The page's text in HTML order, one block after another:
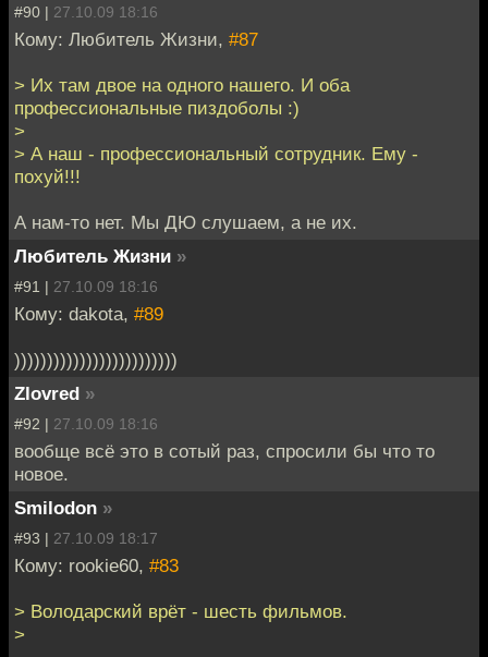
#90 | 27.10.09 18:16
Кому: Любитель Жизни, #87
> Их там двое на одного нашего. И оба
профессиональные пиздоболы :)
>
> А наш - профессиональный сотрудник. Ему -
похуй!!!
А нам-то нет. Мы ДЮ слушаем, а не их.
Любитель Жизни »
#91 | 27.10.09 18:16
Кому: dakota, #89
)))))))))))))))))))))))))
Zlovred »
#92 | 27.10.09 18:16
вообще всё это в сотый раз, спросили бы что то
новое.
Smilodon »
#93 | 27.10.09 18:17
Кому: rookie60, #83
> Володарский врёт - шесть фильмов.
>